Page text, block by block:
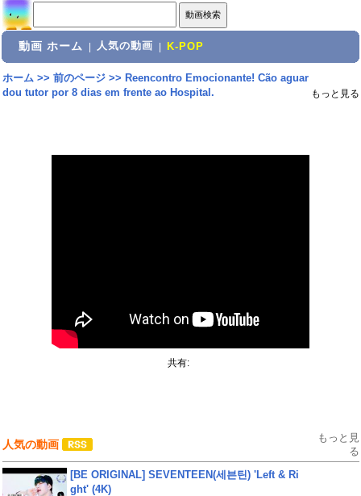
動画 ホーム 人気の動画 K-POP
ホーム>> 前のページ>> Reencontro Emocionante! Cão aguar
dou tutor por 8 dias em frente ao Hospital.
もっと見る
共有:
人気の動画
もっと見
る
[BE ORIGINAL] SEVENTEEN(세븐틴) 'Left & Ri
ght' (4K)